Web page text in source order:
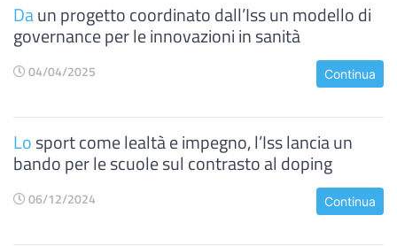
Daun progetto coordinato dall’Iss un modello di
governance per le innovazioni in sanità
04/04/2025 Continua
Losport come lealtà e impegno, l’Iss lancia un
bando per le scuole sul contrasto al doping
06/12/2024 Continua